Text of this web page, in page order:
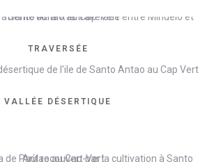
TRAVERSÉE
VALLÉE DÉSERTIQUE